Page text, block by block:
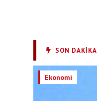
SON DAKİKA
alternatifini arıyor
Ekonomi